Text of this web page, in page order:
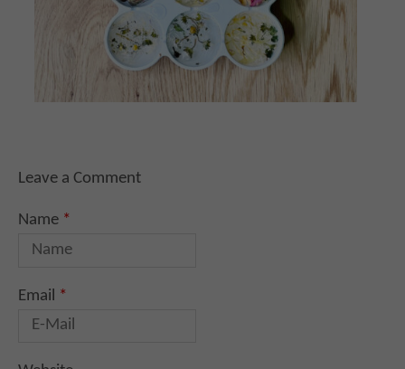
Leave a Comment
Name *
Email *